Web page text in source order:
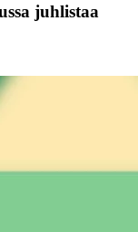
juhlistaa